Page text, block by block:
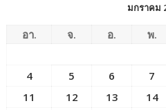
มกราคม
อา. จ. อ. พ.
4
5 6 7
11
12 13 14